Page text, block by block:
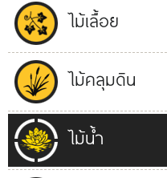
ไม้เลื้อย
ไม้คลุมดิน
ไม้น้ำ